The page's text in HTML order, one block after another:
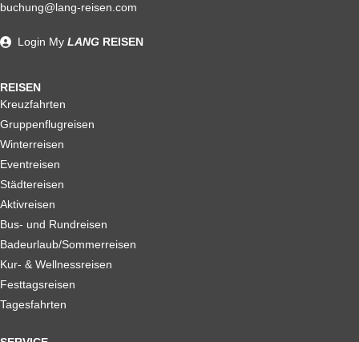
buchung@lang-reisen.com
REISEN
Kreuzfahrten
Gruppenflugreisen
Winterreisen
Eventreisen
Städtereisen
Aktivreisen
Bus- und Rundreisen
Badeurlaub/Sommerreisen
Kur- & Wellnessreisen
Festtagsreisen
Tagesfahrten
Login My LANG REISEN